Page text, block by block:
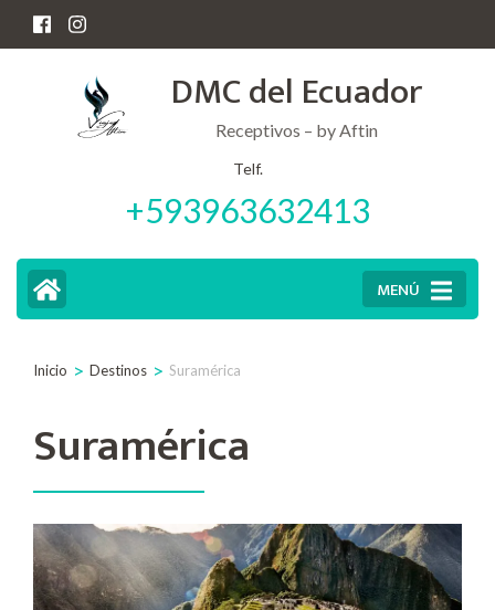
Saltar
al
contenido
(presiona
DMC del Ecuador
Receptivos – by Aftin
Telf.
+593963632413
MENÚ
Inicio > Destinos > Suramérica
Suramérica